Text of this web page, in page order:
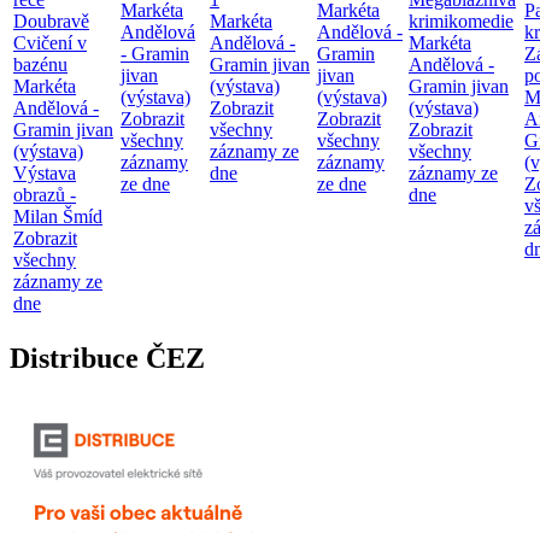
Doubravě
Cvičení v
bazénu
Markéta
Andělová -
Gramin jivan
(výstava)
Výstava
obrazů -
Milan Šmíd
Zobrazit
všechny
záznamy ze
dne
Markéta
Andělová
- Gramin
jivan
(výstava)
Zobrazit
všechny
záznamy
ze dne
Markéta
Andělová -
Gramin jivan
(výstava)
Zobrazit
všechny
záznamy ze
dne
Markéta
Andělová -
Gramin
jivan
(výstava)
Zobrazit
všechny
záznamy
ze dne
krimikomedie
Markéta
Andělová -
Gramin jivan
(výstava)
Zobrazit
všechny
záznamy ze
dne
Distribuce ČEZ